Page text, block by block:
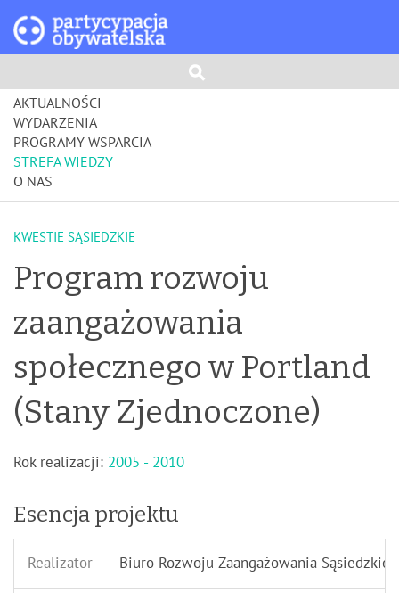
AKTUALNOŚCI
WYDARZENIA
PROGRAMY WSPARCIA
STREFA WIEDZY
O NAS
KWESTIE SĄSIEDZKIE
Program rozwoju
zaangażowania
społecznego w Portland
(Stany Zjednoczone)
Rok realizacji: 2005 - 2010
Esencja projektu
Realizator Biuro Rozwoju Zaangażowania